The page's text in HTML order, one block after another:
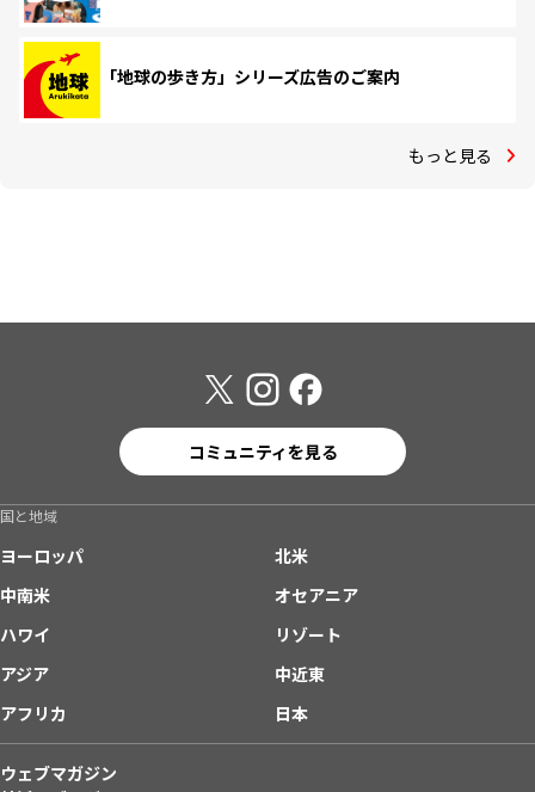
「地球の歩き方」シリーズ広告のご案内
もっと見る
コミュニティを見る
国と地域
ヨーロッパ
北米
中南米
オセアニア
ハワイ
リゾート
アジア
中近東
アフリカ
日本
ウェブマガジン